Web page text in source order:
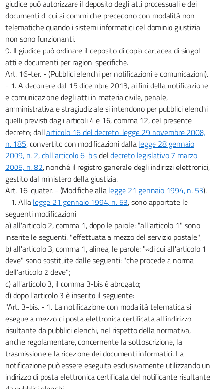
giudice può autorizzare il deposito degli atti processuali e dei
documenti di cui ai commi che precedono con modalità non
telematiche quando i sistemi informatici del dominio giustizia
non sono funzionanti.
9. Il giudice può ordinare il deposito di copia cartacea di singoli
atti e documenti per ragioni specifiche.
Art. 16-ter. - (Pubblici elenchi per notificazioni e comunicazioni).
- 1. A decorrere dal 15 dicembre 2013, ai fini della notificazione
e comunicazione degli atti in materia civile, penale,
amministrativa e stragiudiziale si intendono per pubblici elenchi
quelli previsti dagli articoli 4 e 16, comma 12, del presente
decreto; dall'articolo 16 del decreto-legge 29 novembre 2008,
n. 185, convertito con modificazioni dalla legge 28 gennaio
2009, n. 2, dall'articolo 6-bisdel decreto legislativo 7 marzo
2005, n. 82, nonché il registro generale degli indirizzi elettronici,
gestito dal ministero della giustizia.
Art. 16-quater. - (Modifiche alla legge 21 gennaio 1994, n. 53).
- 1. Alla legge 21 gennaio 1994, n. 53, sono apportate le
seguenti modificazioni:
a) all'articolo 2, comma 1, dopo le parole: "all'articolo 1" sono
inserite le seguenti: "effettuata a mezzo del servizio postale";
b) all'articolo 3, comma 1, alinea, le parole: "«di cui all'articolo 1
deve" sono sostituite dalle seguenti: "che procede a norma
dell'articolo 2 deve";
c) all'articolo 3, il comma 3-bis è abrogato;
d) dopo l'articolo 3 è inserito il seguente:
"Art. 3-bis. - 1. La notificazione con modalità telematica si
esegue a mezzo di posta elettronica certificata all'indirizzo
risultante da pubblici elenchi, nel rispetto della normativa,
anche regolamentare, concernente la sottoscrizione, la
trasmissione e la ricezione dei documenti informatici. La
notificazione può essere eseguita esclusivamente utilizzando un
indirizzo di posta elettronica certificata del notificante risultante